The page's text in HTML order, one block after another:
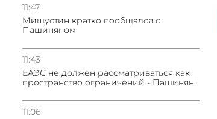
11:47
Мишустин кратко пообщался с
Пашиняном
11:43
ЕАЭС не должен рассматриваться как
пространство ограничений - Пашинян
11:06